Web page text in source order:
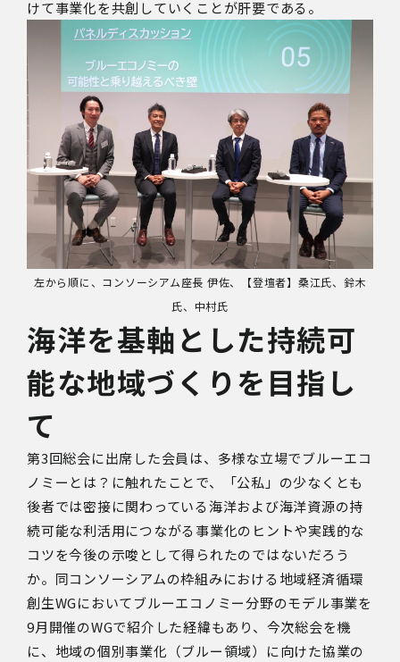
けて事業化を共創していくことが肝要である。
左から順に、コンソーシアム座長 伊佐、【登壇者】桑江氏、鈴木
氏、中村氏
海洋を基軸とした持続可
能な地域づくりを目指し
て
第3回総会に出席した会員は、多様な立場でブルーエコ
ノミーとは？に触れたことで、「公私」の少なくとも
後者では密接に関わっている海洋および海洋資源の持
続可能な利活用につながる事業化のヒントや実践的な
コツを今後の示唆として得られたのではないだろう
か。同コンソーシアムの枠組みにおける地域経済循環
創生WGにおいてブルーエコノミー分野のモデル事業を
9月開催のWGで紹介した経緯もあり、今次総会を機
に、地域の個別事業化（ブルー領域）に向けた協業の